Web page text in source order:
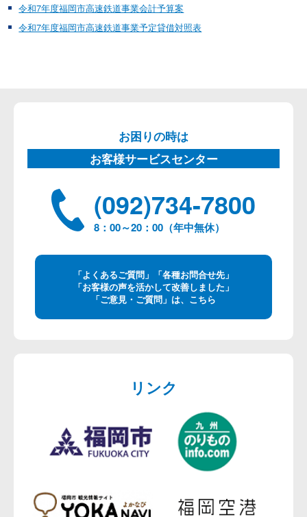
令和7年度福岡市高速鉄道事業会計予算案
令和7年度福岡市高速鉄道事業予定貸借対照表
お困りの時は
お客様サービスセンター
(092)734-7800
8：00～20：00（年中無休）
「よくあるご質問」「各種お問合せ先」
「お客様の声を活かして改善しました」
「ご意見・ご質問」は、こちら
リンク